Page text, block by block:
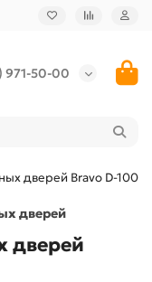
971-50-00
дверей Bravo D-100
дверей
дверей